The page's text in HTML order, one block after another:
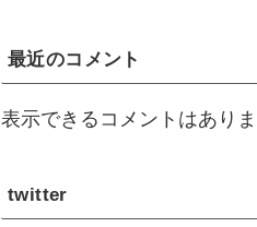
最近のコメント
表示できるコメントはありま
twitter